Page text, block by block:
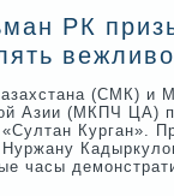
РК
(СМК) и
Азии (МКПЧ ЦА)
Курган».
часы